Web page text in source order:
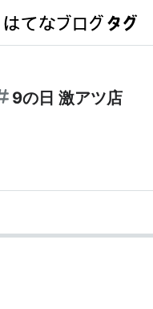
9の日 激アツ店